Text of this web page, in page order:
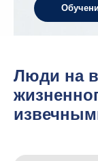
Люди на